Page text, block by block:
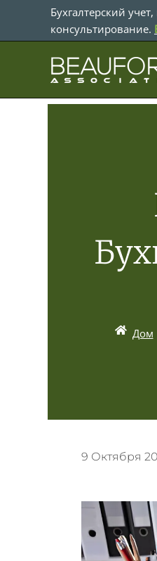
содержимому
Бухгалтерский
консультирование.
Дом
9 Октября